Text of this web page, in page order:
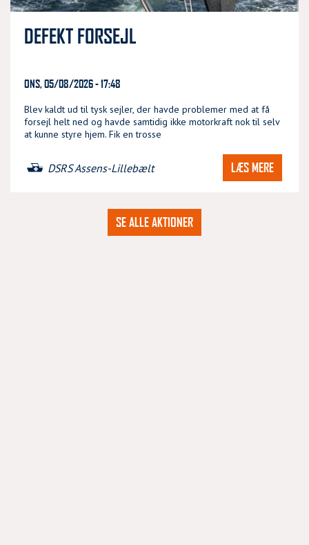
DEFEKT FORSEJL
ONS, 05/08/2026 - 17:48
Blev kaldt ud til tysk sejler, der havde problemer med at få
forsejl helt ned og havde samtidig ikke motorkraft nok til selv
at kunne styre hjem. Fik en trosse
DSRS Assens-Lillebælt LÆS MERE
SE ALLE AKTIONER